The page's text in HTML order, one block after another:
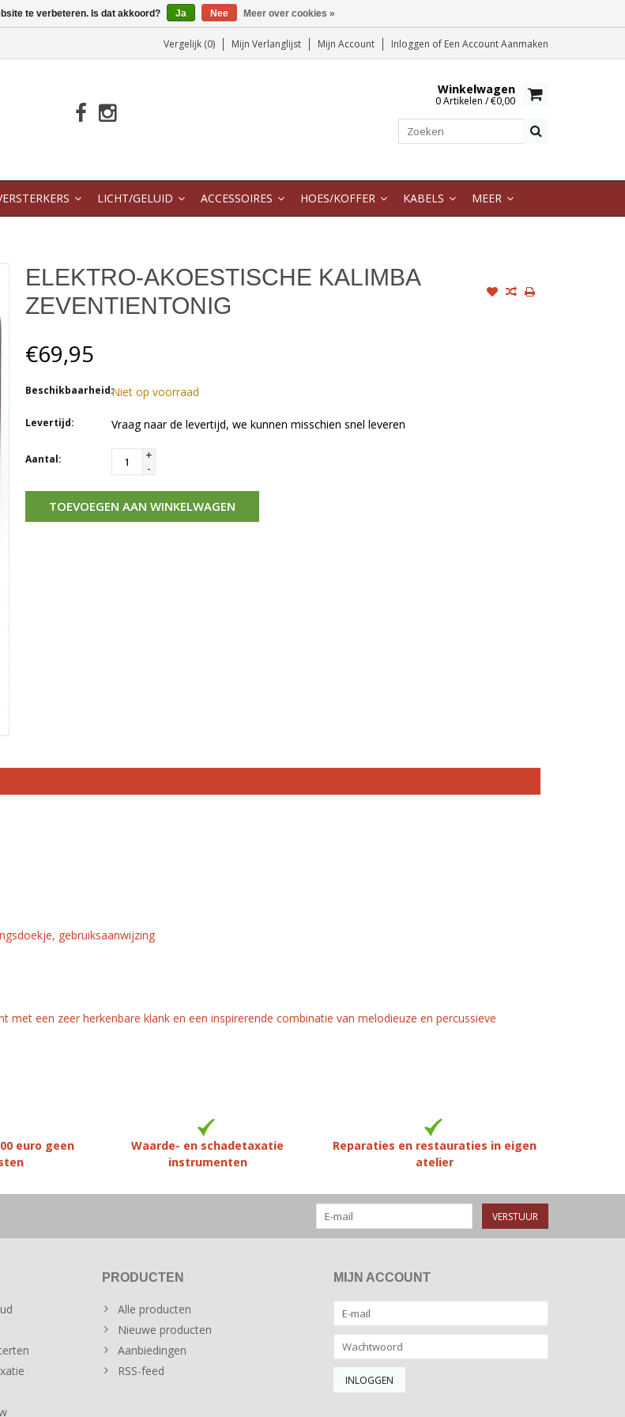
Vergelijk (0) Mijn Verlanglijst Mijn Account Inloggen of Een Account Aanmaken
Winkelwagen
0 Artikelen / €0,00
LICHT/GELUID ACCESSOIRES HOES/KOFFER KABELS MEER
ELEKTRO-AKOESTISCHE KALIMBA
ZEVENTIENTONIG
€69,95
Beschikbaarheid:Niet op voorraad
Levertijd: Vraag naar de levertijd, we kunnen misschien snel leveren
Aantal:
+
-
TOEVOEGEN AAN WINKELWAGEN
gebruiksaanwijzing
een zeer herkenbare klank en een inspirerende combinatie van melodieuze en percussieve
euro geen
Waarde- en schadetaxatie
instrumenten
Reparaties en restauraties in eigen
atelier
VERSTUUR
PRODUCTEN
Alle producten
Nieuwe producten
Aanbiedingen
RSS-feed
MIJN ACCOUNT
te verbeteren. Is dat akkoord? Ja Nee Meer over cookies »